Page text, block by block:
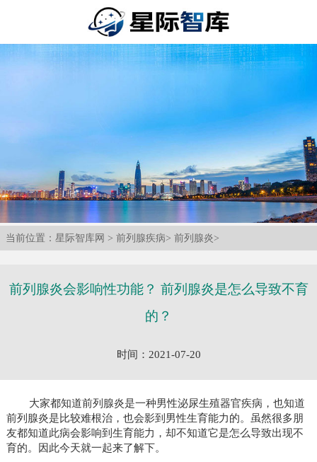
当前位置： 星际智库网 > 前列腺疾病> 前列腺炎>
前列腺炎会影响性功能？ 前列腺炎是怎么导致不育
的？
时间：2021-07-20
大家都知道前列腺炎是一种男性泌尿生殖器官疾病，也知道
前列腺炎是比较难根治，也会影到男性生育能力的。虽然很多朋
友都知道此病会影响到生育能力，却不知道它是怎么导致出现不
育的。因此今天就一起来了解下。